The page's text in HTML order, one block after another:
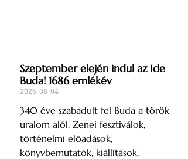
Szeptember elején indul az Ide
Buda! 1686 emlékév
2026-08-04
340 éve szabadult fel Buda a török
uralom alól. Zenei fesztiválok,
történelmi előadások,
könyvbemutatók, kiállítások,